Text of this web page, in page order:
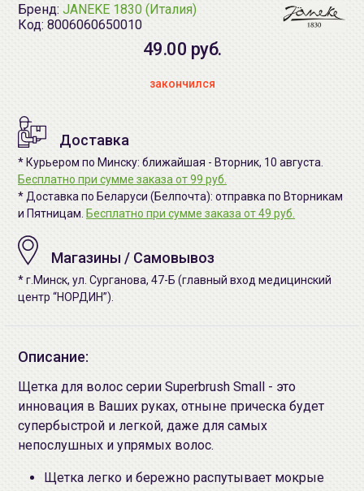
Бренд: JANEKE 1830 (Италия)
Код: 8006060650010
49.00 руб.
закончился
Доставка
* Курьером по Минску: ближайшая - Вторник, 10 августа.
Бесплатно при сумме заказа от 99 руб.
* Доставка по Беларуси (Белпочта): отправка по Вторникам
и Пятницам. Бесплатно при сумме заказа от 49 руб.
Магазины / Самовывоз
* г.Минск, ул. Сурганова, 47-Б (главный вход медицинский
центр “НОРДИН”).
Описание:
Щетка для волос серии Superbrush Small - это
инновация в Ваших руках, отныне прическа будет
супербыстрой и легкой, даже для самых
непослушных и упрямых волос.
Щетка легко и бережно распутывает мокрые